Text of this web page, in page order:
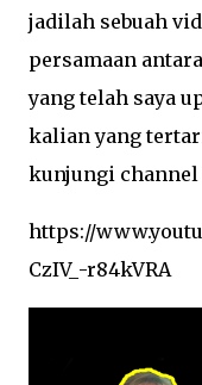
jadilah sebuah
persamaan
yang telah saya
kalian yang
kunjungi channel
https://
CzIV_-r84kVRA